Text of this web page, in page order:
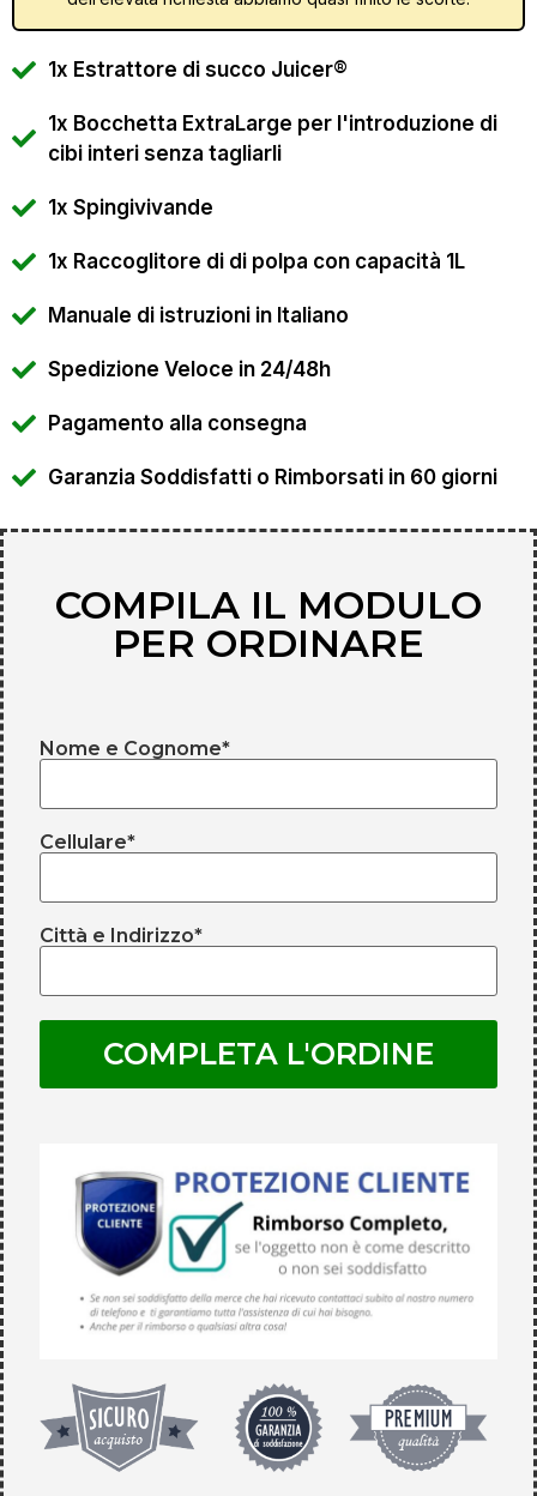
1x Estrattore di succo Juicer®
1x Bocchetta ExtraLarge per l'introduzione di
cibi interi senza tagliarli
1x Spingivivande
1x Raccoglitore di di polpa con capacità 1L
Manuale di istruzioni in Italiano
Spedizione Veloce in 24/48h
Pagamento alla consegna
Garanzia Soddisfatti o Rimborsati in 60 giorni
COMPILA IL MODULO
PER ORDINARE
Nome e Cognome*
Cellulare*
Città e Indirizzo*